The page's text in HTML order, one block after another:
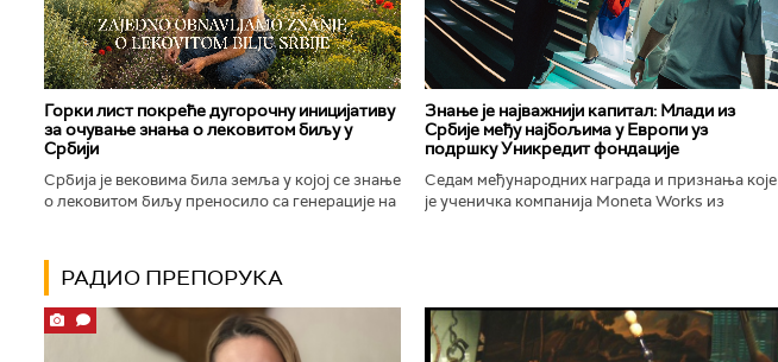
Горки лист покреће дугорочну иницијативу
за очување знања о лековитом биљу у
Србији
Србија је вековима била земља у којој се знање
о лековитом биљу преносило са генерације на
Знање је најважнији капитал: Млади из
Србије међу најбољима у Европи уз
подршку Уникредит фондације
Седам међународних награда и признања које
је ученичка компанија Moneta Works из
РАДИО ПРЕПОРУКА